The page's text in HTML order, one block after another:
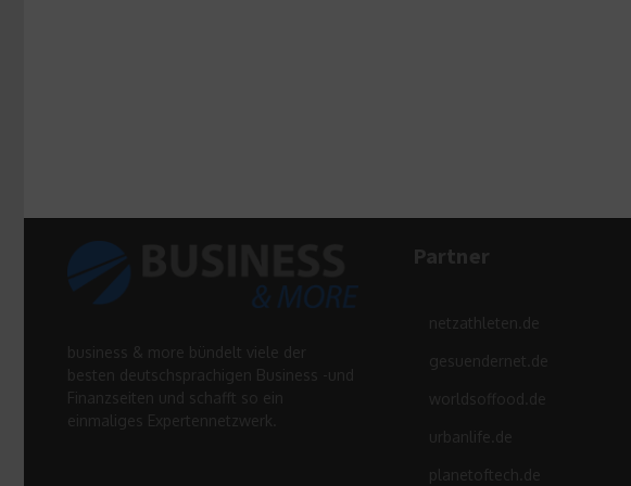
business & more bündelt viele der
besten deutschsprachigen Business -und
Finanzseiten und schafft so ein
einmaliges Expertennetzwerk.
Partner
netzathleten.de
gesuendernet.de
worldsoffood.de
urbanlife.de
planetoftech.de